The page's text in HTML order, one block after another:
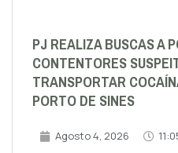
PJ REALIZA BUSCAS A
CONTENTORES
TRANSPORTAR
PORTO DE SINES
Agosto 4, 2026